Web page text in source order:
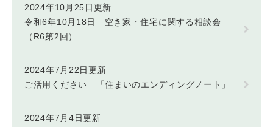
2024年10月25日更新
令和6年10月18日 空き家・住宅に関する相談会
（R6第2回）
2024年7月22日更新
ご活用ください 「住まいのエンディングノート」
2024年7月4日更新